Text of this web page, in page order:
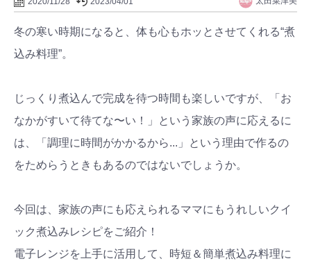
冬の寒い時期になると、体も心もホッとさせてくれる“煮
込み料理”。
じっくり煮込んで完成を待つ時間も楽しいですが、「お
なかがすいて待てな〜い！」という家族の声に応えるに
は、「調理に時間がかかるから...」という理由で作るの
をためらうときもあるのではないでしょうか。
今回は、家族の声にも応えられるママにもうれしいクイ
ック煮込みレシピをご紹介！
電子レンジを上手に活用して、時短＆簡単煮込み料理に